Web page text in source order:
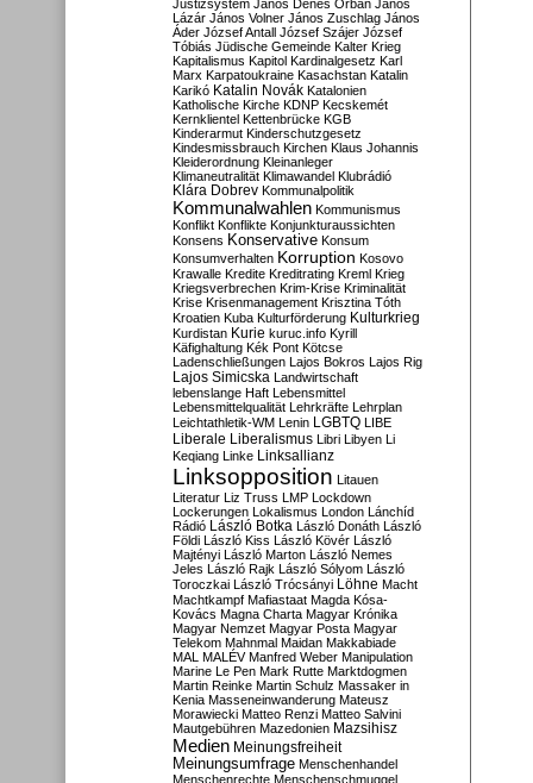
Justizsystem János Dénes Orbán János
Lázár János Volner János Zuschlag János
Áder József Antall József Szájer József
Tóbiás Jüdische Gemeinde Kalter Krieg
Kapitalismus Kapitol Kardinalgesetz Karl
Marx Karpatoukraine Kasachstan Katalin
Karikó Katalin Novák Katalonien
Katholische Kirche KDNP Kecskemét
Kernklientel Kettenbrücke KGB
Kinderarmut Kinderschutzgesetz
Kindesmissbrauch Kirchen Klaus Johannis
Kleiderordnung Kleinanleger
Klimaneutralität Klimawandel Klubrádió
Klára Dobrev Kommunalpolitik
Kommunalwahlen Kommunismus
Konflikt Konflikte Konjunkturaussichten
Konsens Konservative Konsum
Konsumverhalten Korruption Kosovo
Krawalle Kredite Kreditrating Kreml Krieg
Kriegsverbrechen Krim-Krise Kriminalität
Krise Krisenmanagement Krisztina Tóth
Kroatien Kuba Kulturförderung Kulturkrieg
Kurdistan Kurie kuruc.info Kyrill
Käfighaltung Kék Pont Kötcse
Ladenschließungen Lajos Bokros Lajos Rig
Lajos Simicska Landwirtschaft
lebenslange Haft Lebensmittel
Lebensmittelqualität Lehrkräfte Lehrplan
Leichtathletik-WM Lenin LGBTQ LIBE
Liberale Liberalismus Libri Libyen Li
Keqiang Linke Linksallianz
Linksopposition Litauen
Literatur Liz Truss LMP Lockdown
Lockerungen Lokalismus London Lánchíd
Rádió
László Botka László Donáth László
Földi László Kiss László Kövér László
Majtényi László Marton László Nemes
Jeles László Rajk László Sólyom László
Toroczkai László Trócsányi Löhne Macht
Machtkampf Mafiastaat Magda Kósa-
Kovács Magna Charta Magyar Krónika
Magyar Nemzet Magyar Posta Magyar
Telekom Mahnmal Maidan Makkabiade
MAL MALÉV Manfred Weber Manipulation
Marine Le Pen Mark Rutte Marktdogmen
Martin Reinke Martin Schulz Massaker in
Kenia Masseneinwanderung Mateusz
Morawiecki Matteo Renzi Matteo Salvini
Mautgebühren Mazedonien Mazsihisz
Medien Meinungsfreiheit
Meinungsumfrage Menschenhandel
Menschenrechte Menschenschmuggel